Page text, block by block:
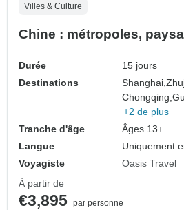
Villes & Culture
Chine : métropoles,
Durée
15 jours
Destinations
Shanghai,
Chongqing,
+2 de plus
Tranche d'âge
Âges 13+
Langue
Uniquement
Voyagiste
Oasis Travel
À partir de
€3,895 par personne